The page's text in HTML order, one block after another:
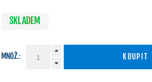
SKLADEM
MNOŽ.: KOUPIT